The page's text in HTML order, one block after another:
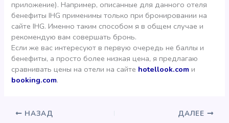
приложение). Например, описанные для данного отеля
бенефиты IHG применимы только при бронировании на
сайте IHG. Именно таким способом я в общем случае и
рекомендую вам совершать бронь.
Если же вас интересуют в первую очередь не баллы и
бенефиты, а просто более низкая цена, я предлагаю
сравнивать цены на отели на сайте hotellook.com и
booking.com.
НАЗАД ДАЛЕЕ